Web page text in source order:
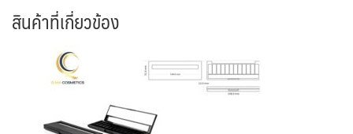
สินค้าที่เกี่ยวข้อง